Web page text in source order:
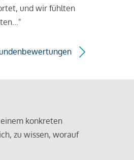
und wir fühlten
konkreten
zu wissen, worauf